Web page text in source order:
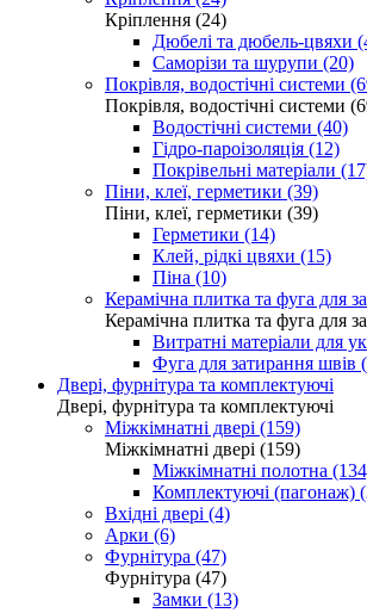
Кріплення (24)
Дюбелі та дюбель-цвяхи
Саморізи та шурупи (20)
Покрівля, водостічні системи
Покрівля, водостічні системи
Водостічні системи (40)
Гідро-пароізоляція (12)
Покрівельні матеріали
Піни, клеї, герметики (39)
Піни, клеї, герметики (39)
Герметики (14)
Клей, рідкі цвяхи (15)
Піна (10)
Керамічна плитка та фуга для
Керамічна плитка та фуга для
Витратні матеріали для
Фуга для затирання швів
Двері, фурнітура та комплектуючі
Двері, фурнітура та комплектуючі
Міжкімнатні двері (159)
Міжкімнатні двері (159)
Міжкімнатні полотна
Комплектуючі (пагонаж)
Вхідні двері (4)
Арки (6)
Фурнітура (47)
Фурнітура (47)
Замки (13)